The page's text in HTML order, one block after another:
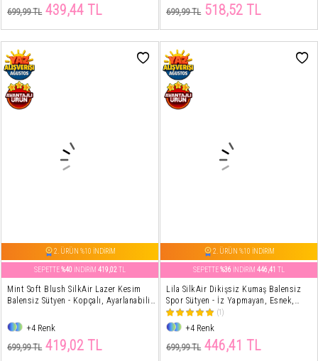
699,99 TL 439,44 TL
699,99 TL 518,52 TL
2. ÜRÜN %10 İNDİRİM
SEPETTE%40 İNDİRİM 419,02 TL
Mint Soft Blush SilkAir Lazer Kesim
Balensiz Sütyen - Kopçalı, Ayarlanabilir
+4 Renk
699,99 TL 419,02 TL
2. ÜRÜN %10 İNDİRİM
SEPETTE%36 İNDİRİM 446,41 TL
Lila SilkAir Dikişsiz Kumaş Balensiz
Spor Sütyen - İz Yapmayan, Esnek,
Günlük Konfor(1)
+4 Renk
699,99 TL 446,41 TL